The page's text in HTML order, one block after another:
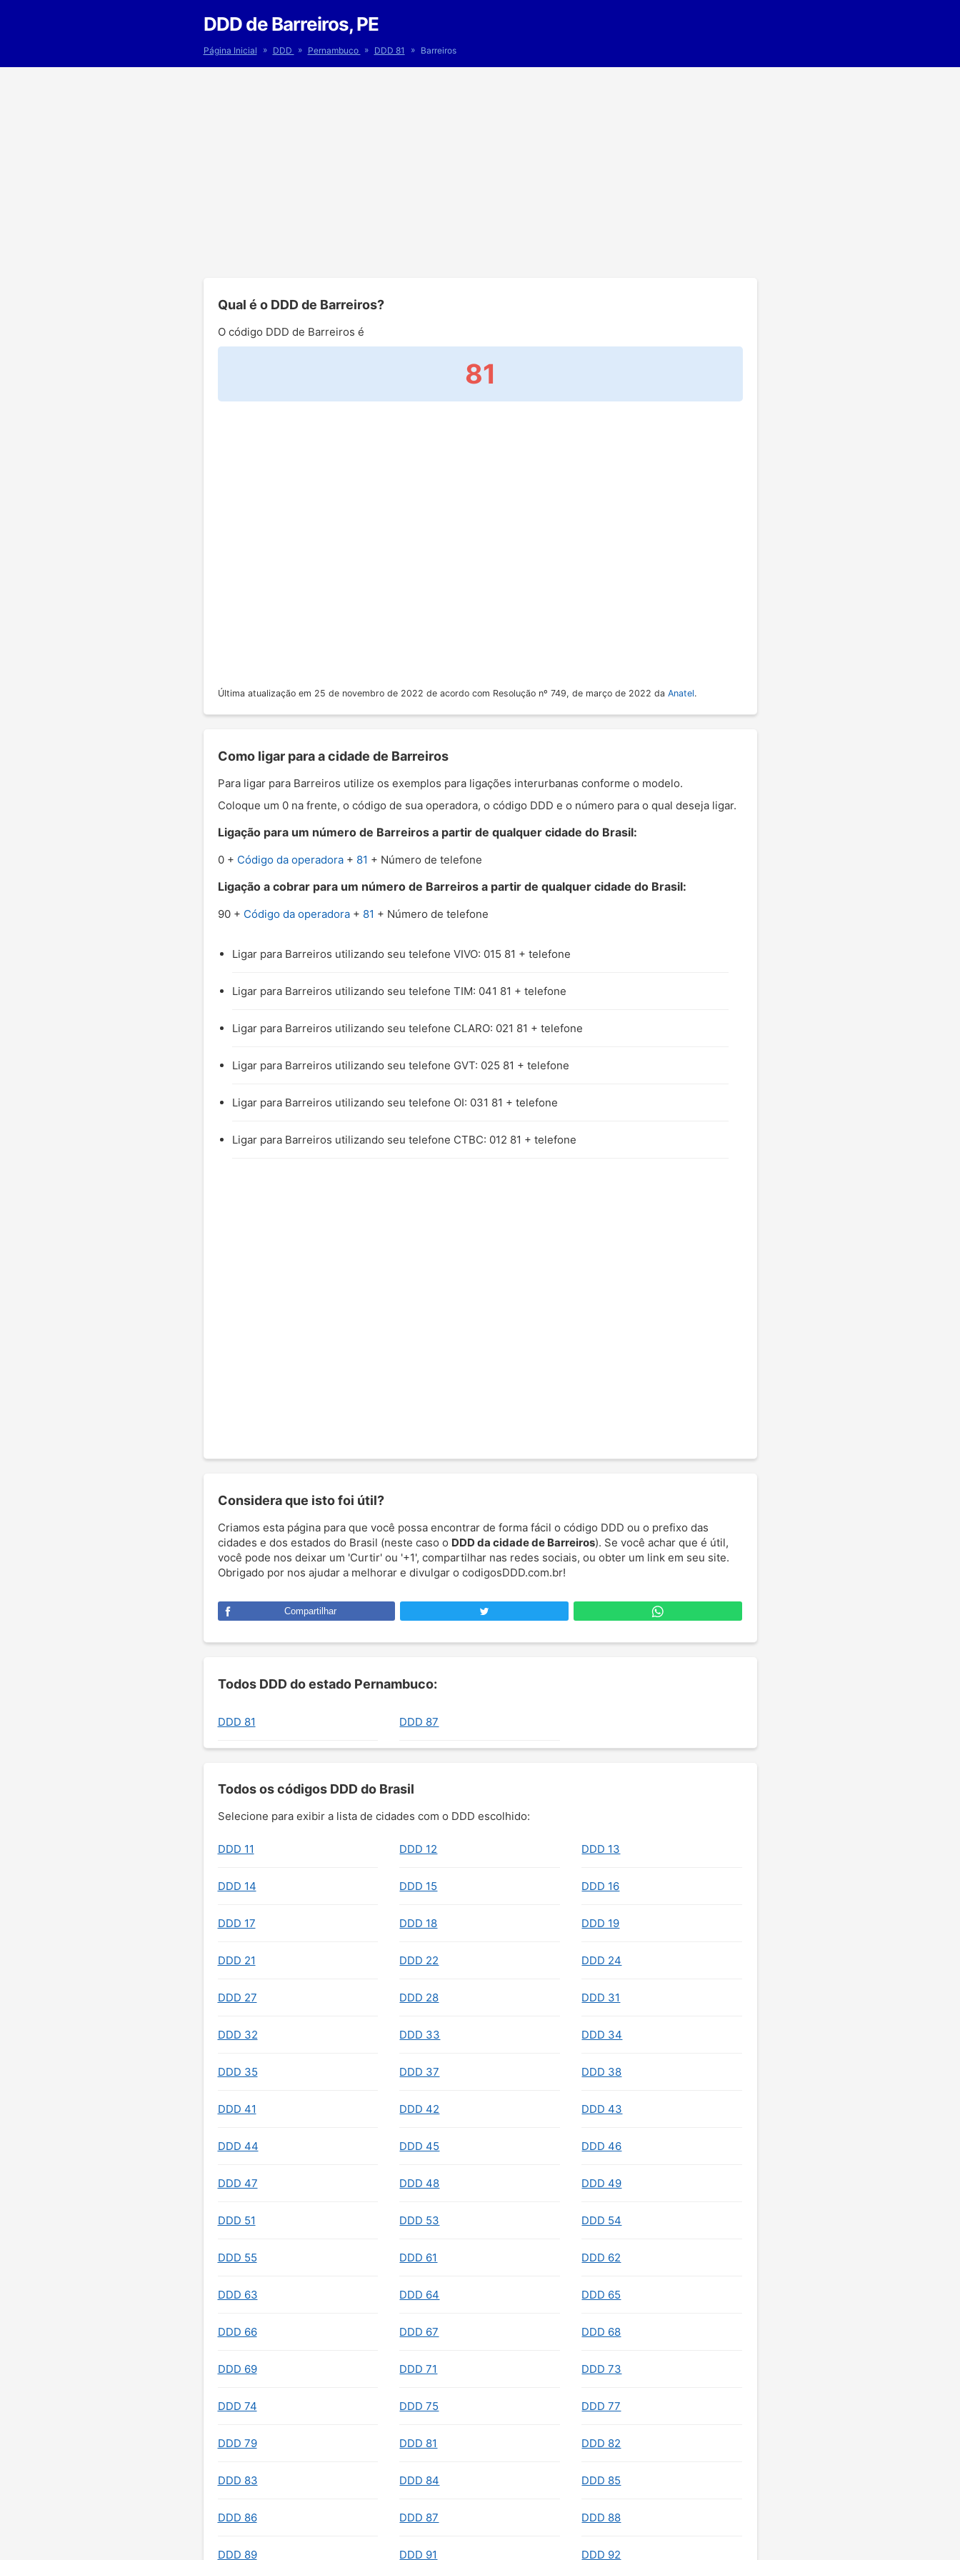
DDD de Barreiros, PE
Página Inicial » DDD » Pernambuco » DDD 81 » Barreiros
Qual é o DDD de Barreiros?
O código DDD de Barreiros é
81
Última atualização em 25 de novembro de 2022 de acordo com Resolução nº 749, de março de 2022 da Anatel.
Como ligar para a cidade de Barreiros
Para ligar para Barreiros utilize os exemplos para ligações interurbanas conforme o modelo.
Coloque um 0 na frente, o código de sua operadora, o código DDD e o número para o qual deseja ligar.
Ligação para um número de Barreiros a partir de qualquer cidade do Brasil:
0 + Código da operadora+ 81 + Número de telefone
Ligação a cobrar para um número de Barreiros a partir de qualquer cidade do Brasil:
90 + Código da operadora+ 81 + Número de telefone
Ligar para Barreiros utilizando seu telefone VIVO: 015 81 + telefone
Ligar para Barreiros utilizando seu telefone TIM: 041 81 + telefone
Ligar para Barreiros utilizando seu telefone CLARO: 021 81 + telefone
Ligar para Barreiros utilizando seu telefone GVT: 025 81 + telefone
Ligar para Barreiros utilizando seu telefone OI: 031 81 + telefone
Ligar para Barreiros utilizando seu telefone CTBC: 012 81 + telefone
Considera que isto foi útil?
Criamos esta página para que você possa encontrar de forma fácil o código DDD ou o prefixo das
cidades e dos estados do Brasil (neste caso o DDD da cidade de Barreiros). Se você achar que é útil,
você pode nos deixar um 'Curtir' ou '+1', compartilhar nas redes sociais, ou obter um link em seu site.
Obrigado por nos ajudar a melhorar e divulgar o codigosDDD.com.br!
Compartilhar
Todos DDD do estado Pernambuco:
DDD 81 DDD 87
Todos os códigos DDD do Brasil
Selecione para exibir a lista de cidades com o DDD escolhido:
DDD 11 DDD 12 DDD 13
DDD 14 DDD 15 DDD 16
DDD 17 DDD 18 DDD 19
DDD 21 DDD 22 DDD 24
DDD 27 DDD 28 DDD 31
DDD 32 DDD 33 DDD 34
DDD 35 DDD 37 DDD 38
DDD 41 DDD 42 DDD 43
DDD 44 DDD 45 DDD 46
DDD 47 DDD 48 DDD 49
DDD 51 DDD 53 DDD 54
DDD 55 DDD 61 DDD 62
DDD 63 DDD 64 DDD 65
DDD 66 DDD 67 DDD 68
DDD 69 DDD 71 DDD 73
DDD 74 DDD 75 DDD 77
DDD 79 DDD 81 DDD 82
DDD 83 DDD 84 DDD 85
DDD 86 DDD 87 DDD 88
DDD 89 DDD 91 DDD 92